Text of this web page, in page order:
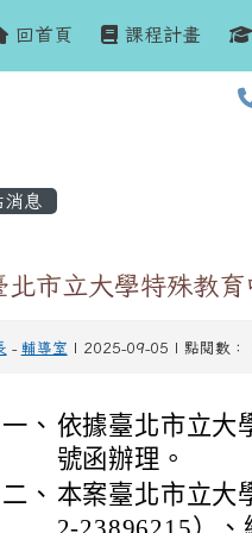
回首頁 課程計畫
息
北市立大學特殊教
- 輔導室 | 2025-09-05 | 點閱數：
一、 依據臺北市立大
號函辦理。
二、 本案臺北市立大